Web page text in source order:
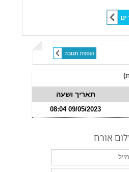
אורח
תאריך ושעה
09/05/2023 08:04